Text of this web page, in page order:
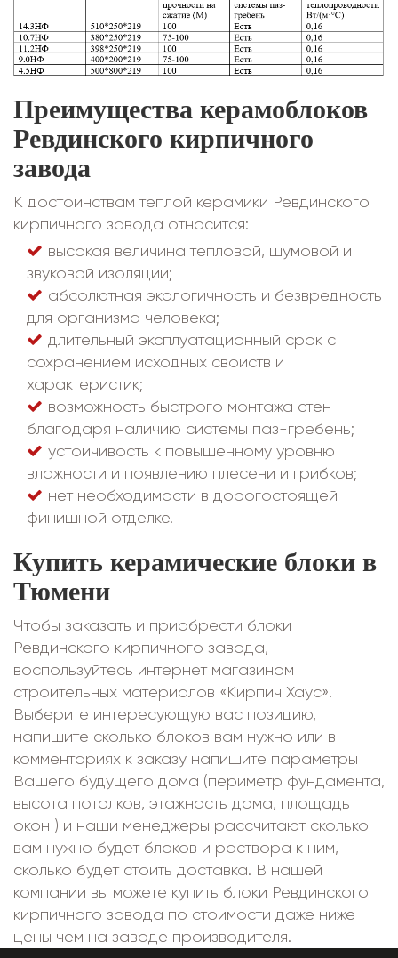
Преимущества керамоблоков
Ревдинского кирпичного
завода
К достоинствам теплой керамики Ревдинского
кирпичного завода относится:
высокая величина тепловой, шумовой и
звуковой изоляции;
абсолютная экологичность и безвредность
для организма человека;
длительный эксплуатационный срок с
сохранением исходных свойств и
характеристик;
возможность быстрого монтажа стен
благодаря наличию системы паз-гребень;
устойчивость к повышенному уровню
влажности и появлению плесени и грибков;
нет необходимости в дорогостоящей
финишной отделке.
Купить керамические блоки в
Тюмени
Чтобы заказать и приобрести блоки
Ревдинского кирпичного завода,
воспользуйтесь интернет магазином
строительных материалов «Кирпич Хаус».
Выберите интересующую вас позицию,
напишите сколько блоков вам нужно или в
комментариях к заказу напишите параметры
Вашего будущего дома (периметр фундамента,
высота потолков, этажность дома, площадь
окон ) и наши менеджеры рассчитают сколько
вам нужно будет блоков и раствора к ним,
сколько будет стоить доставка. В нашей
компании вы можете купить блоки Ревдинского
кирпичного завода по стоимости даже ниже
цены чем на заводе производителя.